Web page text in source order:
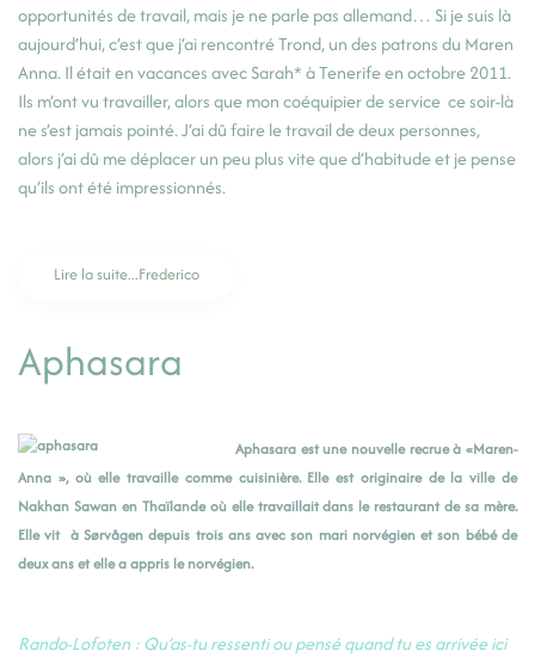
opportunités de travail, mais je ne parle pas allemand… Si je suis là
aujourd’hui, c’est que j’ai rencontré Trond, un des patrons du Maren
Anna. Il était en vacances avec Sarah* à Tenerife en octobre 2011.
Ils m’ont vu travailler, alors que mon coéquipier de service ce soir-là
ne s’est jamais pointé. J’ai dû faire le travail de deux personnes,
alors j’ai dû me déplacer un peu plus vite que d’habitude et je pense
qu’ils ont été impressionnés.
Lire la suite...Frederico
Aphasara
Aphasara est une nouvelle recrue à «Maren-
Anna », où elle travaille comme cuisinière. Elle est originaire de la ville de
Nakhan Sawan en Thaïlande où elle travaillait dans le restaurant de sa mère.
Elle vit à Sørvågen depuis trois ans avec son mari norvégien et son bébé de
deux ans et elle a appris le norvégien.
Rando-Lofoten : Qu’as-tu ressenti ou pensé quand tu es arrivée ici